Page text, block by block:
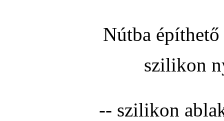
Nútba
szilikon
-- szilikon